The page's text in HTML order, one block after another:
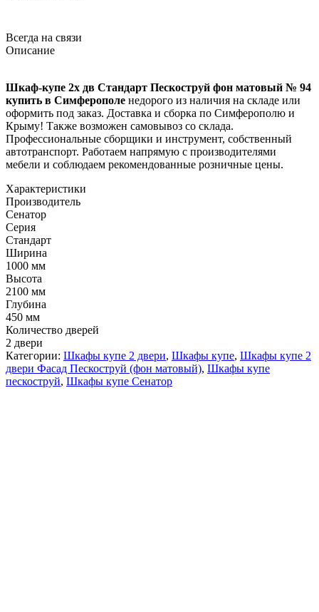
Всегда на связи
Описание
Шкаф-купе 2х дв Стандарт Пескоструй фон матовый № 94
купить в Симферополе недорого из наличия на складе или
оформить под заказ. Доставка и сборка по Симферополю и
Крыму! Также возможен самовывоз со склада.
Профессиональные сборщики и инструмент, собственный
автотранспорт. Работаем напрямую с производителями
мебели и соблюдаем рекомендованные розничные цены.
Характеристики
Производитель
Сенатор
Серия
Стандарт
Ширина
1000 мм
Высота
2100 мм
Глубина
450 мм
Количество дверей
2 двери
Категории: Шкафы купе 2 двери, Шкафы купе, Шкафы купе 2
двери Фасад Пескоструй (фон матовый), Шкафы купе
пескоструй, Шкафы купе Сенатор